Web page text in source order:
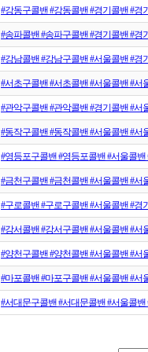
#강동구콜밴 #강동콜밴 #경기콜밴 #
#송파콜밴 #송파구콜밴 #경기콜밴 #
#강남콜밴 #강남구콜밴 #서울콜밴 #
#서초구콜밴 #서초콜밴 #서울콜밴 #
#관악구콜밴 #관악콜밴 #경기콜밴 #
#동작구콜밴 #동작콜밴 #서울콜밴 #
#영등포구콜밴 #영등포콜밴 #서울콜
#금천구콜밴 #금천콜밴 #서울콜밴 #
#구로콜밴 #구로구콜밴 #서울콜밴 #
#강서콜밴 #강서구콜밴 #서울콜밴 #
#양천구콜밴 #양천콜밴 #서울콜밴 #
#마포콜밴 #마포구콜밴 #서울콜밴 #
#서대문구콜밴 #서대문콜밴 #서울콜